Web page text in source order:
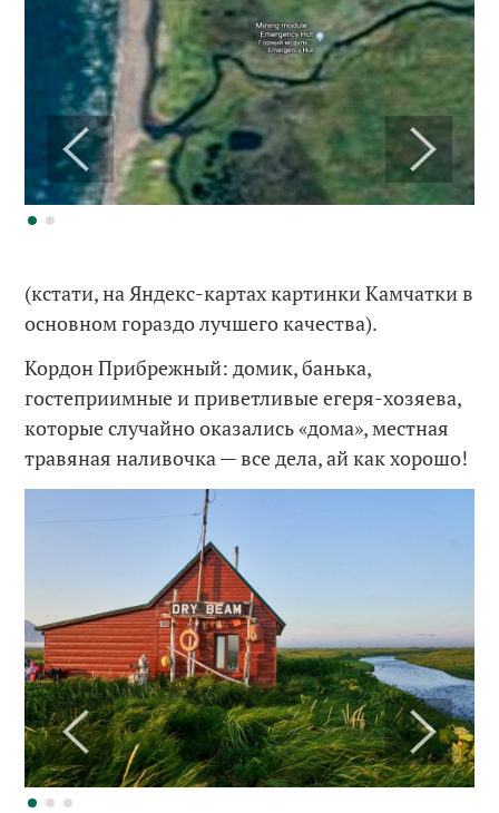
(кстати, на Яндекс-картах картинки Камчатки в
основном гораздо лучшего качества).
Кордон Прибрежный: домик, банька,
гостеприимные и приветливые егеря-хозяева,
которые случайно оказались «дома», местная
травяная наливочка — все дела, ай как хорошо!